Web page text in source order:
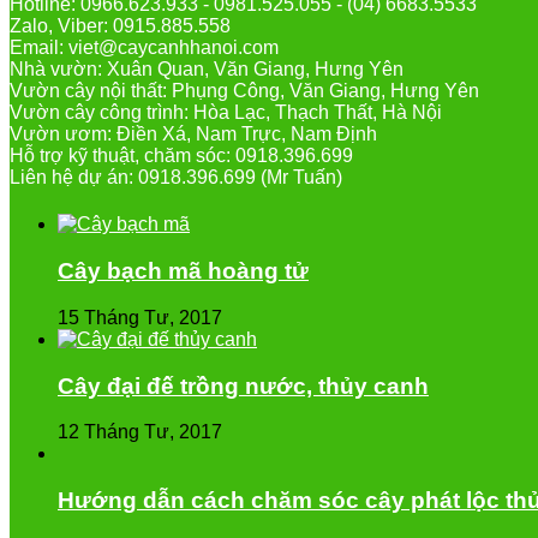
Hotline: 0966.623.933 - 0981.525.055 - (04) 6683.5533
Zalo, Viber: 0915.885.558
Email: viet@caycanhhanoi.com
Nhà vườn: Xuân Quan, Văn Giang, Hưng Yên
Vườn cây nội thất: Phụng Công, Văn Giang, Hưng Yên
Vườn cây công trình: Hòa Lạc, Thạch Thất, Hà Nội
Vườn ươm: Điền Xá, Nam Trực, Nam Định
Hỗ trợ kỹ thuật, chăm sóc: 0918.396.699
Liên hệ dự án: 0918.396.699 (Mr Tuấn)
Cây bạch mã hoàng tử
15 Tháng Tư, 2017
Cây đại đế trồng nước, thủy canh
12 Tháng Tư, 2017
Hướng dẫn cách chăm sóc cây phát lộc